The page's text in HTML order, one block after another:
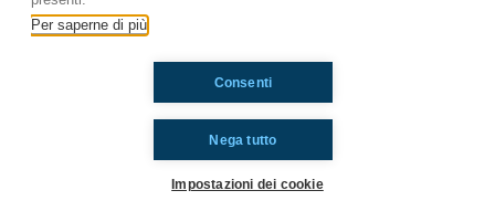
Ti è piaciuto? Condividilo!
Per saperne di più
Nega tutto
Consenti
Impostazioni dei cookie